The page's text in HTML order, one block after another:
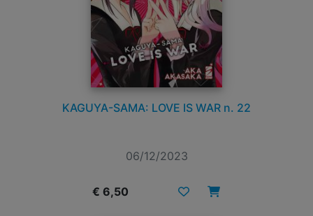
KAGUYA-SAMA: LOVE IS WAR n. 22
06/12/2023
€ 6,50